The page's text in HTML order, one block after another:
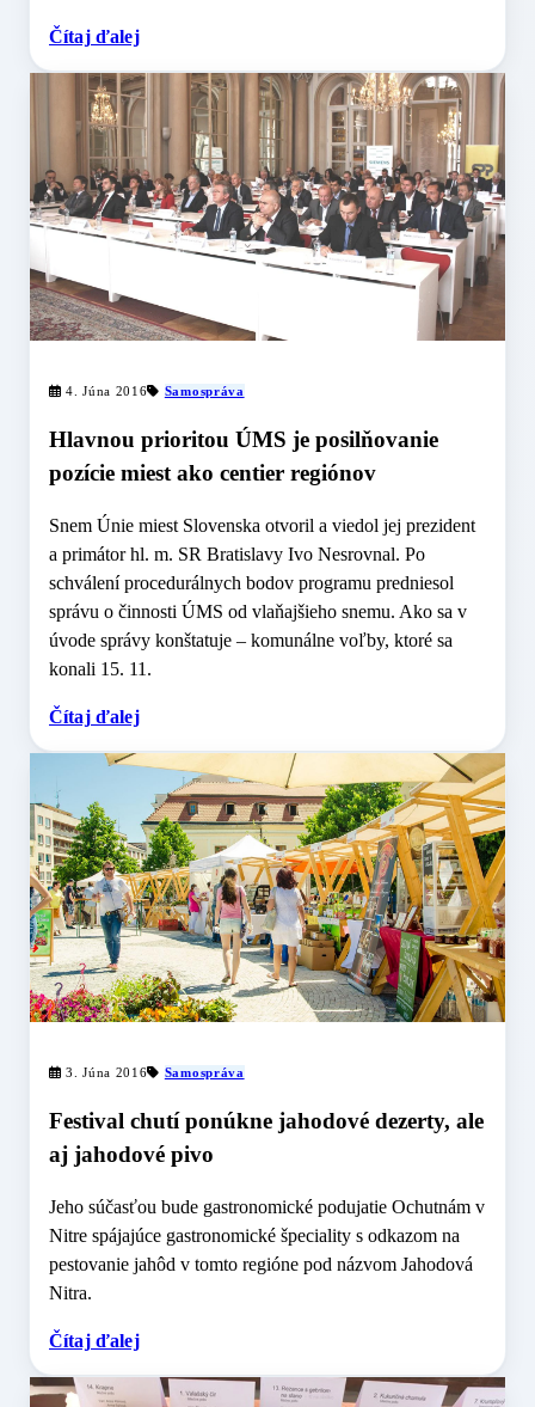
Čítaj ďalej
4. Júna 2016 Samospráva
Hlavnou prioritou ÚMS je posilňovanie
pozície miest ako centier regiónov
Snem Únie miest Slovenska otvoril a viedol jej prezident
a primátor hl. m. SR Bratislavy Ivo Nesrovnal. Po
schválení procedurálnych bodov programu predniesol
správu o činnosti ÚMS od vlaňajšieho snemu. Ako sa v
úvode správy konštatuje – komunálne voľby, ktoré sa
konali 15. 11.
Čítaj ďalej
3. Júna 2016 Samospráva
Festival chutí ponúkne jahodové dezerty, ale
aj jahodové pivo
Jeho súčasťou bude gastronomické podujatie Ochutnám v
Nitre spájajúce gastronomické špeciality s odkazom na
pestovanie jahôd v tomto regióne pod názvom Jahodová
Nitra.
Čítaj ďalej